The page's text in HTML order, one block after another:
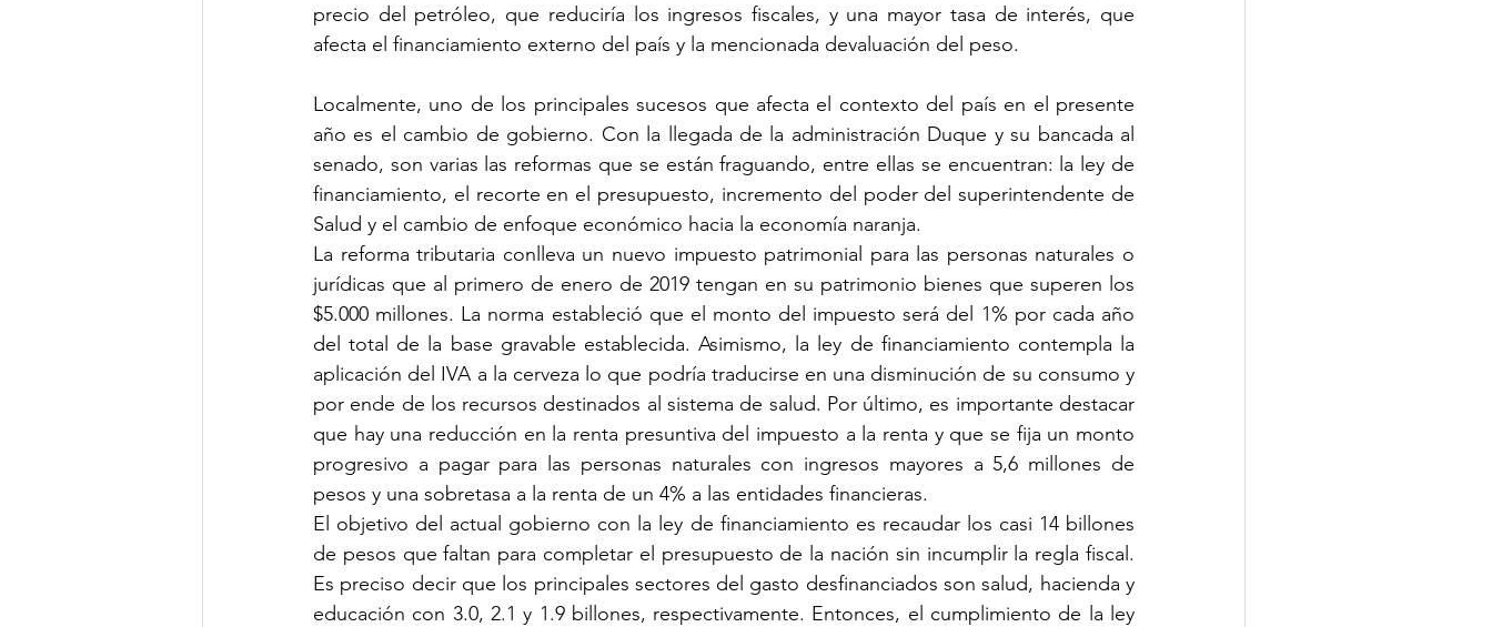
precio del petróleo, que reduciría los ingresos fiscales, y una mayor tasa de interés, que
afecta el financiamiento externo del país y la mencionada devaluación del peso.
Localmente, uno de los principales sucesos que afecta el contexto del país en el presente
año es el cambio de gobierno. Con la llegada de la administración Duque y su bancada al
senado, son varias las reformas que se están fraguando, entre ellas se encuentran: la ley de
financiamiento, el recorte en el presupuesto, incremento del poder del superintendente de
Salud y el cambio de enfoque económico hacia la economía naranja.
La reforma tributaria conlleva un nuevo impuesto patrimonial para las personas naturales o
jurídicas que al primero de enero de 2019 tengan en su patrimonio bienes que superen los
$5.000 millones. La norma estableció que el monto del impuesto será del 1% por cada año
del total de la base gravable establecida. Asimismo, la ley de financiamiento contempla la
aplicación del IVA a la cerveza lo que podría traducirse en una disminución de su consumo y
por ende de los recursos destinados al sistema de salud. Por último, es importante destacar
que hay una reducción en la renta presuntiva del impuesto a la renta y que se fija un monto
progresivo a pagar para las personas naturales con ingresos mayores a 5,6 millones de
pesos y una sobretasa a la renta de un 4% a las entidades financieras.
El objetivo del actual gobierno con la ley de financiamiento es recaudar los casi 14 billones
de pesos que faltan para completar el presupuesto de la nación sin incumplir la regla fiscal.
Es preciso decir que los principales sectores del gasto desfinanciados son salud, hacienda y
educación con 3.0, 2.1 y 1.9 billones, respectivamente. Entonces, el cumplimiento de la ley